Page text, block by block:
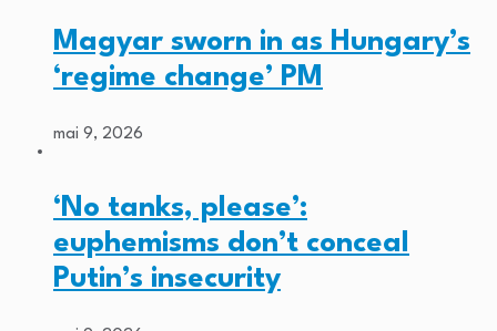
Magyar sworn in as Hungary’s
‘regime change’ PM
mai 9, 2026
‘No tanks, please’:
euphemisms don’t conceal
Putin’s insecurity